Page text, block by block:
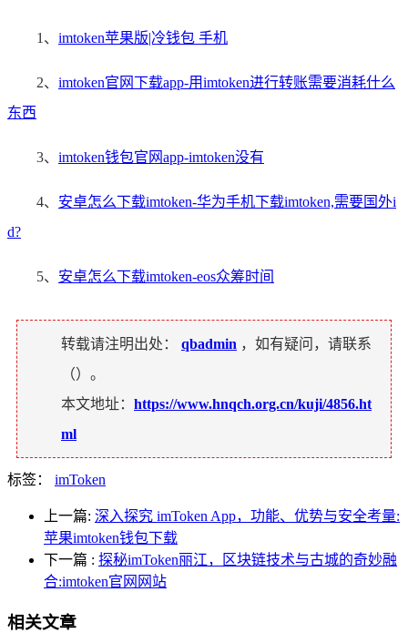
1、 imtoken苹果版|冷钱包 手机
2、 imtoken官网下载app-用imtoken进行转账需要消耗什么
东西
3、 imtoken钱包官网app-imtoken没有
4、 安卓怎么下载imtoken-华为手机下载imtoken,需要国外i
d?
5、 安卓怎么下载imtoken-eos众筹时间
转载请注明出处： qbadmin ，如有疑问，请联系
（）。
本文地址： https://www.hnqch.org.cn/kuji/4856.ht
ml
标签： imToken
上一篇: 深入探究 imToken App，功能、优势与安全考量:
苹果imtoken钱包下载
下一篇 : 探秘imToken丽江，区块链技术与古城的奇妙融
合:imtoken官网网站
相关文章